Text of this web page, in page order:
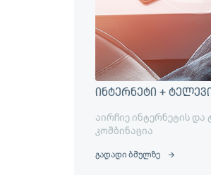
ინტერნეტი +
აირჩიე ინტერნეტის
კომბინაცია
გადადი ბმულზე